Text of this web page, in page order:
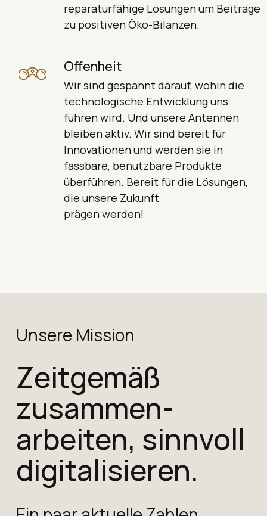
reparaturfähige Lösungen um Beiträge
zu positiven Öko-Bilanzen.
Offenheit
Wir sind gespannt darauf, wohin die
technologische Entwicklung uns
führen wird. Und unsere Antennen
bleiben aktiv. Wir sind bereit für
Innovationen und werden sie in
fassbare, benutzbare Produkte
überführen. Bereit für die Lösungen,
die unsere Zukunft
prägen werden!
Unsere Mission
Zeitgemäß
zusammen­
arbeiten, sinnvoll
digitalisieren.